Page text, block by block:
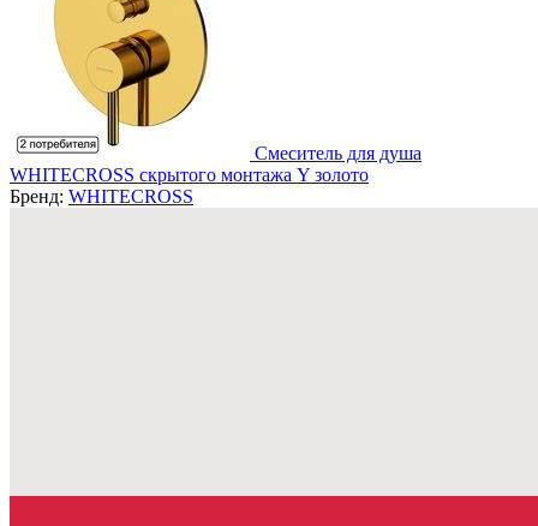
Смеситель для душа
WHITECROSS скрытого монтажа Y золото
Бренд: WHITECROSS